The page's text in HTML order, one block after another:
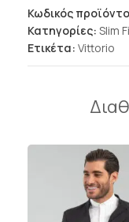
Κωδικός
Κατηγορίες: Slim
Ετικέτα: Vittorio